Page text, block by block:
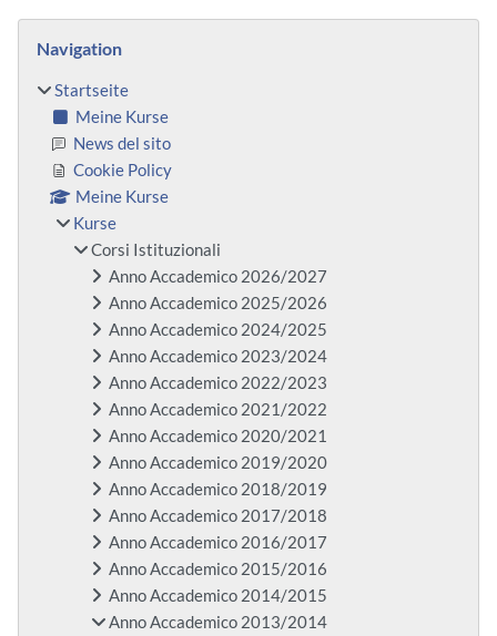
Blöcke
Navigation
Startseite
Meine Kurse
News del sito
Cookie Policy
Meine Kurse
Kurse
Corsi Istituzionali
Anno Accademico 2026/2027
Anno Accademico 2025/2026
Anno Accademico 2024/2025
Anno Accademico 2023/2024
Anno Accademico 2022/2023
Anno Accademico 2021/2022
Anno Accademico 2020/2021
Anno Accademico 2019/2020
Anno Accademico 2018/2019
Anno Accademico 2017/2018
Anno Accademico 2016/2017
Anno Accademico 2015/2016
Anno Accademico 2014/2015
Anno Accademico 2013/2014